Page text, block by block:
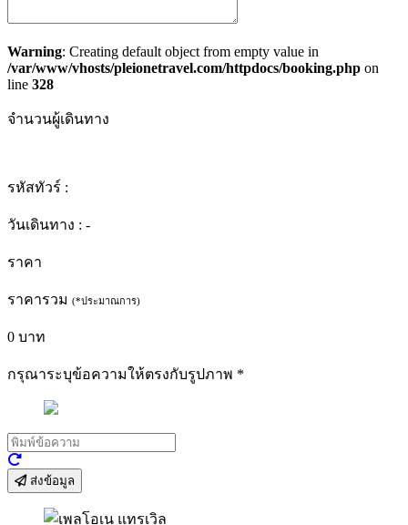
Warning: Creating default object from empty value in
/var/www/vhosts/pleionetravel.com/httpdocs/booking.php on
line 328
จำนวนผู้เดินทาง
รหัสทัวร์ :
วันเดินทาง : -
ราคา
ราคารวม (*ประมาณการ)
0 บาท
กรุณาระบุข้อความให้ตรงกับรูปภาพ *
ส่งข้อมูล